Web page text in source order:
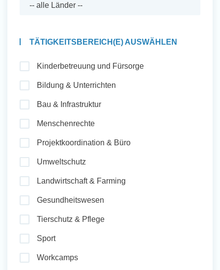
Auslandserfahrung Sammeln
Initiativbewerbung
TÄTIGKEITSBEREICH(E) AUSWÄHLEN
Kinderbetreuung und Fürsorge
Bildung & Unterrichten
Bau & Infrastruktur
Menschenrechte
Projektkoordination & Büro
Umweltschutz
Landwirtschaft & Farming
Gesundheitswesen
Tierschutz & Pflege
Sport
Workcamps